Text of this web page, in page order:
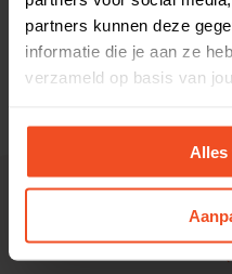
partners kunnen deze
informatie die je aan ze
verzameld op basis van
Alles
Voermeesters Ruwvoermix
De complete ruwvoermix